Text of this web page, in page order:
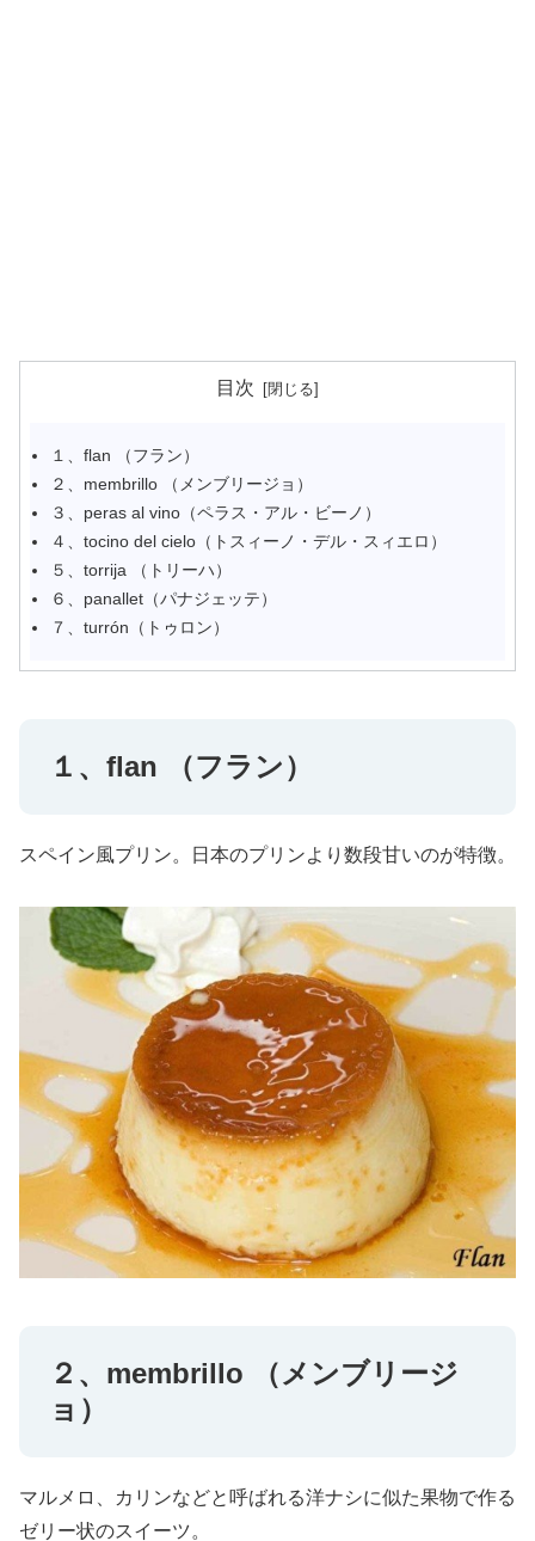
目次
１、flan （フラン）
２、membrillo （メンブリージョ）
３、peras al vino（ペラス・アル・ビーノ）
４、tocino del cielo（トスィーノ・デル・スィエロ）
５、torrija （トリーハ）
６、panallet（パナジェッテ）
７、turrón（トゥロン）
１、flan （フラン）
スペイン風プリン。日本のプリンより数段甘いのが特徴。
２、membrillo （メンブリージ
ョ）
マルメロ、カリンなどと呼ばれる洋ナシに似た果物で作る
ゼリー状のスイーツ。